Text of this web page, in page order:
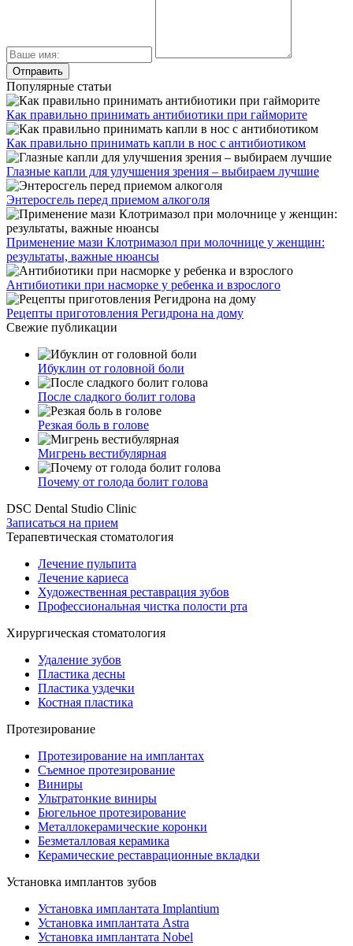
Популярные статьи
Как правильно принимать антибиотики при гайморите
Как правильно принимать капли в нос с антибиотиком
Глазные капли для улучшения зрения – выбираем лучшие
Энтеросгель перед приемом алкоголя
Применение мази Клотримазол при молочнице у женщин:
результаты, важные нюансы
Антибиотики при насморке у ребенка и взрослого
Рецепты приготовления Регидрона на дому
Свежие публикации
Ибуклин от головной боли
После сладкого болит голова
Резкая боль в голове
Мигрень вестибулярная
Почему от голода болит голова
DSC Dental Studio Clinic
Записаться на прием
Терапевтическая стоматология
Лечение пульпита
Лечение кариеса
Художественная реставрация зубов
Профессиональная чистка полости рта
Хирургическая стоматология
Удаление зубов
Пластика десны
Пластика уздечки
Костная пластика
Протезирование
Протезирование на имплантах
Съемное протезирование
Виниры
Ультратонкие виниры
Бюгельное протезирование
Металлокерамические коронки
Безметалловая керамика
Керамические реставрационные вкладки
Установка имплантов зубов
Установка имплантата Implantium
Установка имплантата Astra
Установка имплантата Nobel